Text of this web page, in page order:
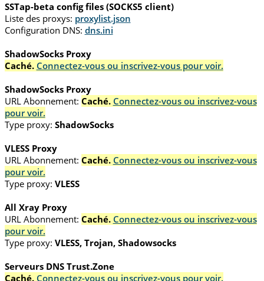
SSTap-beta config files (SOCKS5 client)
Liste des proxys: proxylist.json
Configuration DNS: dns.ini
ShadowSocks Proxy
Caché. Connectez-vous ou inscrivez-vous pour voir.
ShadowSocks Proxy
URL Abonnement: Caché. Connectez-vous ou inscrivez-vous
pour voir.
Type proxy: ShadowSocks
VLESS Proxy
URL Abonnement: Caché. Connectez-vous ou inscrivez-vous
pour voir.
Type proxy: VLESS
All Xray Proxy
URL Abonnement: Caché. Connectez-vous ou inscrivez-vous
pour voir.
Type proxy: VLESS, Trojan, Shadowsocks
Serveurs DNS Trust.Zone
Caché. Connectez-vous ou inscrivez-vous pour voir.